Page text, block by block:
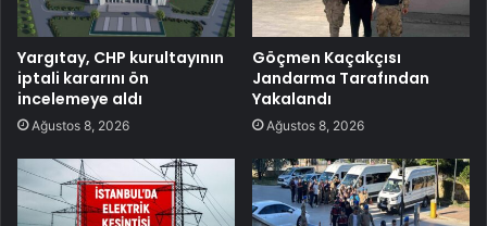
Yargıtay, CHP kurultayının
iptali kararını ön
incelemeye aldı
Ağustos 8, 2026
Göçmen Kaçakçısı
Jandarma Tarafından
Yakalandı
Ağustos 8, 2026